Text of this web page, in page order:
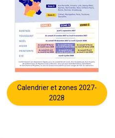
Calendrier et zones 2027-
2028